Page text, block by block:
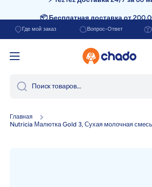
Перейти к содержанию
Где мой заказ Вопрос-Ответ
Поиск товаров...
Главная
Nutricia Малютка Gold 3, Сухая молочная